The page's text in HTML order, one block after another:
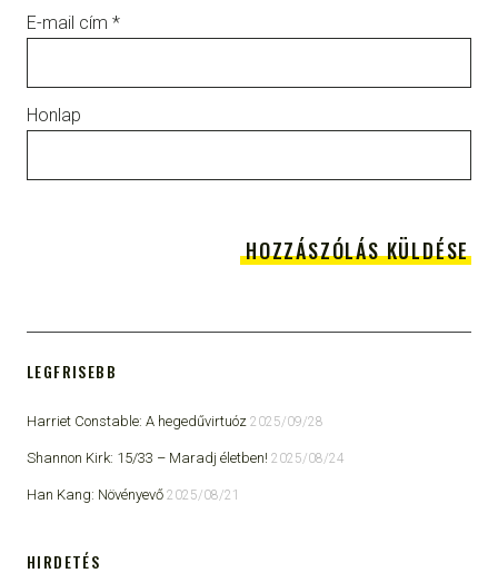
E-mail cím *
Honlap
LEGFRISEBB
Harriet Constable: A hegedűvirtuóz 2025/09/28
Shannon Kirk: 15/33 ​– Maradj életben! 2025/08/24
Han Kang: Növényevő 2025/08/21
HIRDETÉS